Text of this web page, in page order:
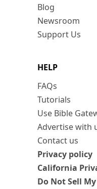
Blog
Newsroom
Support Us
HELP
FAQs
Tutorials
Use Bible
Advertise with
Contact us
Privacy policy
California
Do Not Sell